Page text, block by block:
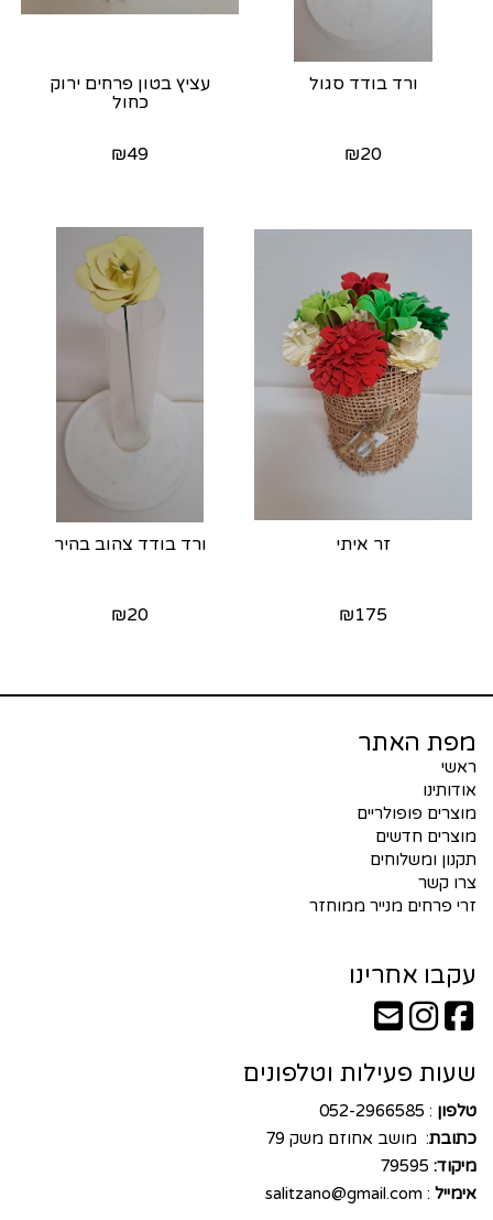
ורד בודד סגול
₪20
עציץ בטון פרחים ירוק
כחול
₪49
זר איתי
₪175
ורד בודד צהוב בהיר
₪20
מפת האתר
ראשי
אודותינו
מוצרים פופולריים
מוצרים חדשים
תקנון ומשלוחים
צרו קשר
זרי פרחים מנייר ממוחזר
עקבו אחרינו
שעות פעילות וטלפונים
טלפון : 052-2966585
כתובת: מושב אחוזם משק 79
מיקוד: 79595
אימייל :
salitzano@gmail.com